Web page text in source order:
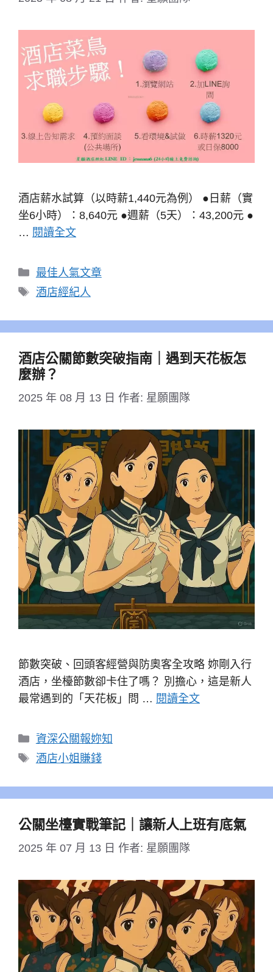
酒店薪水試算（以時薪1,440元為例） ●日薪（實
坐6小時）：8,640元 ●週薪（5天）：43,200元 ●
… 閱讀全文
分
類
最佳人氣文章
標
酒店經紀人
酒店公關節數突破指南｜遇到天花板怎
麼辦？
2025 年 08 月 13 日 作者: 星願團隊
節數突破、回頭客經營與防奧客全攻略 妳剛入行
酒店，坐檯節數卻卡住了嗎？ 別擔心，這是新人
最常遇到的「天花板」問 … 閱讀全文
分
類
資深公關報妳知
標
酒店小姐賺錢
公關坐檯實戰筆記｜讓新人上班有底氣
2025 年 07 月 13 日 作者: 星願團隊